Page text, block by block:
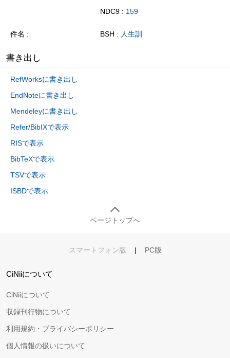
NDC9 : 159
件名 BSH : 人生訓
書き出し
RefWorksに書き出し
EndNoteに書き出し
Mendeleyに書き出し
Refer/BibIXで表示
RISで表示
BibTeXで表示
TSVで表示
ISBDで表示
ページトップへ
スマートフォン版 | PC版
CiNiiについて
CiNiiについて
収録刊行物について
利用規約・プライバシーポリシー
個人情報の扱いについて